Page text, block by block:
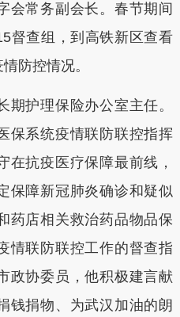
常务副会长。春节期间
督查组，到高铁新区查看
防控情况。
护理保险办公室主任。
保系统疫情联防联控指挥
在抗疫医疗保障最前线，
保障新冠肺炎确诊和疑似
药店相关救治药品物品保
情联防联控工作的督查指
政协委员，他积极建言献
钱捐物、为武汉加油的朗